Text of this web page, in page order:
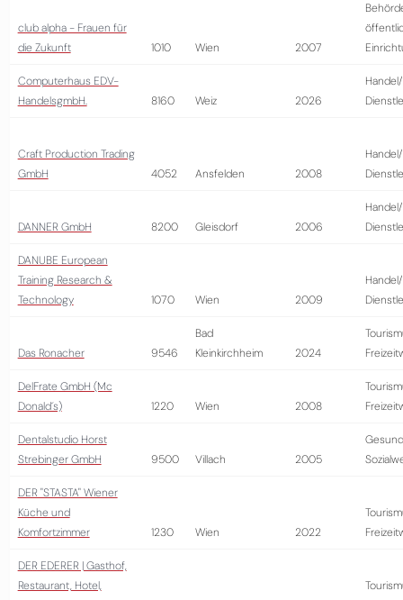
club alpha - Frauen für
die Zukunft
1010 Wien 2007
Computerhaus EDV-
HandelsgmbH.
8160 Weiz 2026
Handel/
Craft Production Trading
GmbH
4052 Ansfelden 2008
Handel/
DANNER GmbH 8200 Gleisdorf 2006
Handel/
DANUBE European
Training Research &
Technology
1070 Wien 2009
Handel/
Das Ronacher 9546
Bad
Kleinkirchheim
2024
DelFrate GmbH (Mc
Donald´s)
1220 Wien 2008
Dentalstudio Horst
Strebinger GmbH
9500 Villach 2005
DER "STASTA" Wiener
Küche und
Komfortzimmer
1230 Wien 2022
DER EDERER | Gasthof,
Restaurant, Hotel,